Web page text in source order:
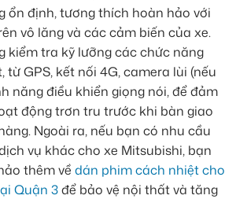
ổn định, tương thích hoàn hảo với
vô lăng và các cảm biến của xe.
kiểm tra kỹ lưỡng các chức năng
từ GPS, kết nối 4G, camera lùi (nếu
năng điều khiển giọng nói, để đảm
động trơn tru trước khi bàn giao
Ngoài ra, nếu bạn có nhu cầu
vụ khác cho xe Mitsubishi, bạn
thêm về dán phim cách nhiệt cho
Quận 3để bảo vệ nội thất và tăng